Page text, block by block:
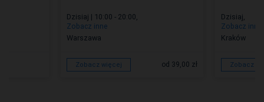
Dzisiaj | 10:00 - 20:00
Zobacz inne
Warszawa
Zobacz więcej od 39,00 zł
Dzisiaj
Zobacz inne
Kraków
Zobacz